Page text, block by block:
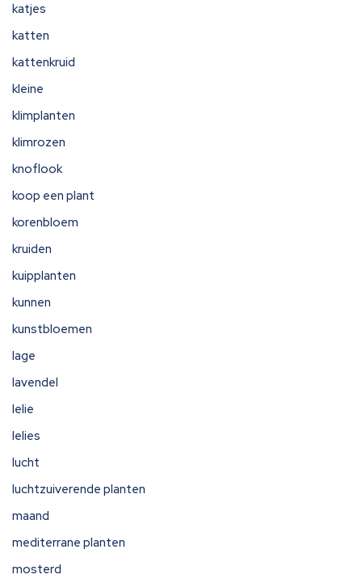
katjes
katten
kattenkruid
kleine
klimplanten
klimrozen
knoflook
koop een plant
korenbloem
kruiden
kuipplanten
kunnen
kunstbloemen
lage
lavendel
lelie
lelies
lucht
luchtzuiverende planten
maand
mediterrane planten
mosterd